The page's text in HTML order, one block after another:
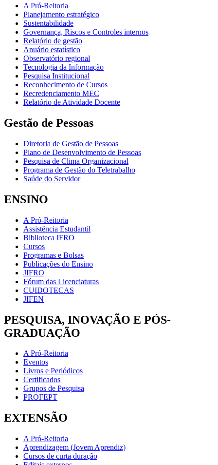
A Pró-Reitoria
Planejamento estratégico
Sustentabilidade
Governança, Riscos e Controles internos
Relatório de gestão
Anuário estatístico
Observatório regional
Tecnologia da Informação
Pesquisa Institucional
Reconhecimento de Cursos
Recredenciamento MEC
Relatório de Atividade Docente
Gestão de Pessoas
Diretoria de Gestão de Pessoas
Plano de Desenvolvimento de Pessoas
Pesquisa de Clima Organizacional
Programa de Gestão do Teletrabalho
Saúde do Servidor
ENSINO
A Pró-Reitoria
Assistência Estudantil
Biblioteca IFRO
Cursos
Programas e Bolsas
Publicações do Ensino
JIFRO
Fórum das Licenciaturas
CUIDOTECAS
JIFEN
PESQUISA, INOVAÇÃO E PÓS-
GRADUAÇÃO
A Pró-Reitoria
Eventos
Livros e Periódicos
Certificados
Grupos de Pesquisa
PROFEPT
EXTENSÃO
A Pró-Reitoria
Aprendizagem (Jovem Aprendiz)
Cursos de curta duração